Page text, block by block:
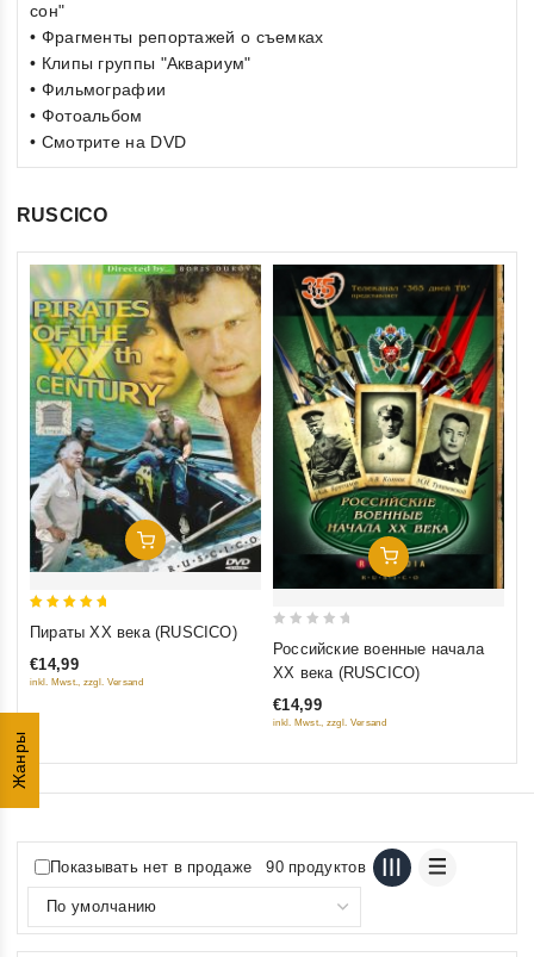
Жанры
сон"
• Фрагменты репортажей о съемках
• Клипы группы "Аквариум"
• Фильмографии
• Фотоальбом
• Смотрите на DVD
RUSCICO
Добавить В Корзину
out of 5
Пираты XX века (RUSCICO)
€14,99
inkl. Mwst., zzgl. Versand
Добавить В Корзину
5
Российские военные начала
XX века (RUSCICO)
€14,99
inkl. Mwst., zzgl. Versand
Показывать нет в продаже 90 продуктов